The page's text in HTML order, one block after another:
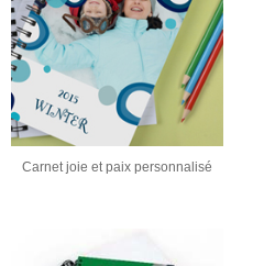
Carnet joie et paix personnalisé